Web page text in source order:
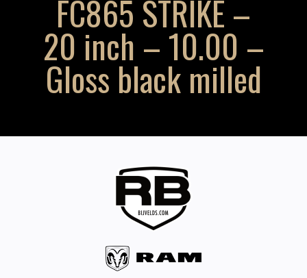
FC865 STRIKE –
20 inch – 10.00 –
Gloss black milled